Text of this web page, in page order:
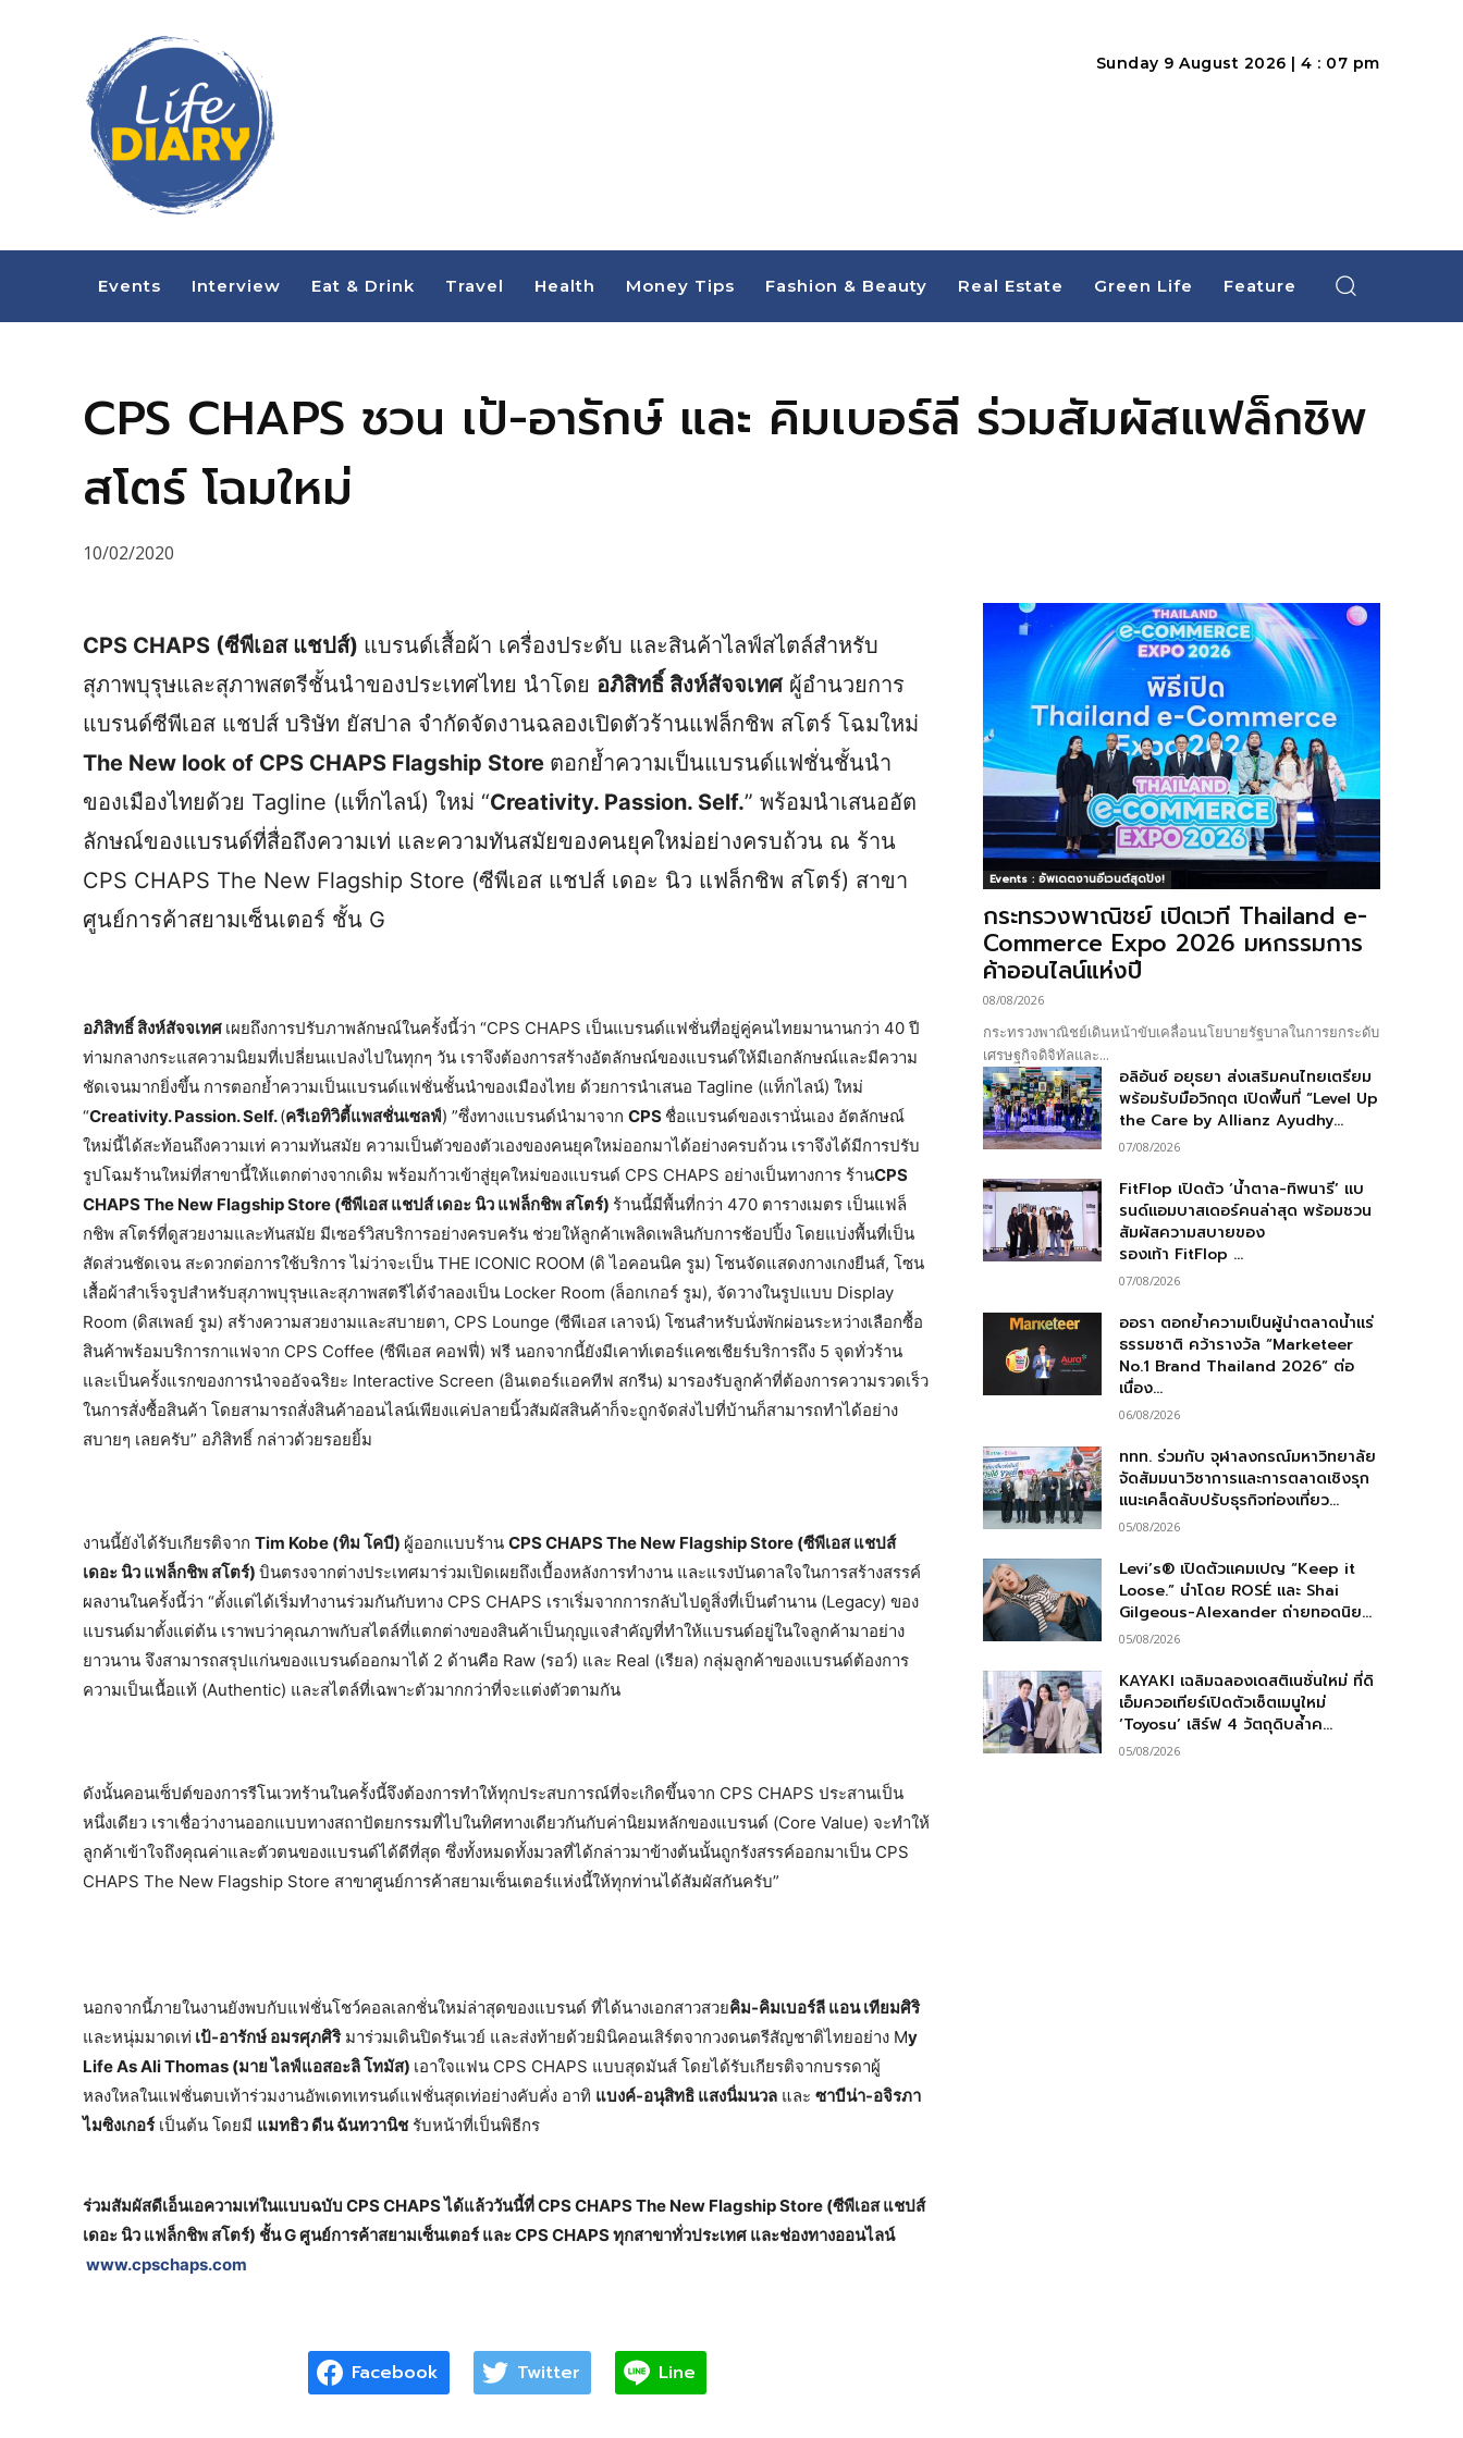
Sunday 9 August 2026 | 4 : 07 pm
Events Interview Eat & Drink Travel Health Money Tips Fashion & Beauty Real Estate Green Life Feature
CPS CHAPS ชวน เป้-อารักษ์ และ คิมเบอร์ลี ร่วมสัมผัสแฟล็กชิพ
สโตร์ โฉมใหม่
10/02/2020
CPS CHAPS (ซีพีเอส แชปส์) แบรนด์เสื้อผ้า เครื่องประดับ และสินค้าไลฟ์สไตล์สำหรับ
สุภาพบุรุษและสุภาพสตรีชั้นนำของประเทศไทย นำโดย อภิสิทธิ์ สิงห์สัจจเทศผู้อำนวยการ
แบรนด์ซีพีเอส แชปส์ บริษัท ยัสปาล จำกัดจัดงานฉลองเปิดตัวร้านแฟล็กชิพ สโตร์ โฉมใหม่
The New look of CPS CHAPS Flagship Store ตอกย้ำความเป็นแบรนด์แฟชั่นชั้นนำ
ของเมืองไทยด้วย Tagline (แท็กไลน์) ใหม่ “Creativity. Passion. Self.” พร้อมนำเสนออัต
ลักษณ์ของแบรนด์ที่สื่อถึงความเท่ และความทันสมัยของคนยุคใหม่อย่างครบถ้วน ณ ร้าน
CPS CHAPS The New Flagship Store (ซีพีเอส แชปส์ เดอะ นิว แฟล็กชิพ สโตร์) สาขา
ศูนย์การค้าสยามเซ็นเตอร์ ชั้น G
อภิสิทธิ์ สิงห์สัจจเทศ เผยถึงการปรับภาพลักษณ์ในครั้งนี้ว่า “CPS CHAPS เป็นแบรนด์แฟชั่นที่อยู่คู่คนไทยมานานกว่า 40 ปี
ท่ามกลางกระแสความนิยมที่เปลี่ยนแปลงไปในทุกๆ วัน เราจึงต้องการสร้างอัตลักษณ์ของแบรนด์ให้มีเอกลักษณ์และมีความ
ชัดเจนมากยิ่งขึ้น การตอกย้ำความเป็นแบรนด์แฟชั่นชั้นนำของเมืองไทย ด้วยการนำเสนอ Tagline (แท็กไลน์) ใหม่
“Creativity. Passion. Self.(ครีเอทิวิตี้แพสชั่นเซลฟ์) ”ซึ่งทางแบรนด์นำมาจาก CPS ชื่อแบรนด์ของเรานั่นเอง อัตลักษณ์
ใหม่นี้ได้สะท้อนถึงความเท่ ความทันสมัย ความเป็นตัวของตัวเองของคนยุคใหม่ออกมาได้อย่างครบถ้วน เราจึงได้มีการปรับ
รูปโฉมร้านใหม่ที่สาขานี้ให้แตกต่างจากเดิม พร้อมก้าวเข้าสู่ยุคใหม่ของแบรนด์ CPS CHAPS อย่างเป็นทางการ ร้านCPS
CHAPS The New Flagship Store (ซีพีเอส แชปส์ เดอะ นิว แฟล็กชิพ สโตร์) ร้านนี้มีพื้นที่กว่า 470 ตารางเมตร เป็นแฟล็
กชิพ สโตร์ที่ดูสวยงามและทันสมัย มีเซอร์วิสบริการอย่างครบครัน ช่วยให้ลูกค้าเพลิดเพลินกับการช้อปปิ้ง โดยแบ่งพื้นที่เป็น
สัดส่วนชัดเจน สะดวกต่อการใช้บริการ ไม่ว่าจะเป็น THE ICONIC ROOM (ดิ ไอคอนนิค รูม) โซนจัดแสดงกางเกงยีนส์, โซน
เสื้อผ้าสำเร็จรูปสำหรับสุภาพบุรุษและสุภาพสตรีได้จำลองเป็น Locker Room (ล็อกเกอร์ รูม), จัดวางในรูปแบบ Display
Room (ดิสเพลย์ รูม) สร้างความสวยงามและสบายตา, CPS Lounge (ซีพีเอส เลาจน์) โซนสำหรับนั่งพักผ่อนระหว่างเลือกซื้อ
สินค้าพร้อมบริการกาแฟจาก CPS Coffee (ซีพีเอส คอฟฟี่) ฟรี นอกจากนี้ยังมีเคาท์เตอร์แคชเชียร์บริการถึง 5 จุดทั่วร้าน
และเป็นครั้งแรกของการนำจออัจฉริยะ Interactive Screen (อินเตอร์แอคทีฟ สกรีน) มารองรับลูกค้าที่ต้องการความรวดเร็ว
ในการสั่งซื้อสินค้า โดยสามารถสั่งสินค้าออนไลน์เพียงแค่ปลายนิ้วสัมผัสสินค้าก็จะถูกจัดส่งไปที่บ้านก็สามารถทำได้อย่าง
สบายๆ เลยครับ” อภิสิทธิ์ กล่าวด้วยรอยยิ้ม
งานนี้ยังได้รับเกียรติจาก Tim Kobe (ทิม โคบี) ผู้ออกแบบร้าน CPS CHAPS The New Flagship Store (ซีพีเอส แชปส์
เดอะ นิว แฟล็กชิพ สโตร์) บินตรงจากต่างประเทศมาร่วมเปิดเผยถึงเบื้องหลังการทำงาน และแรงบันดาลใจในการสร้างสรรค์
ผลงานในครั้งนี้ว่า “ตั้งแต่ได้เริ่มทำงานร่วมกันกับทาง CPS CHAPS เราเริ่มจากการกลับไปดูสิ่งที่เป็นตำนาน (Legacy) ของ
แบรนด์มาตั้งแต่ต้น เราพบว่าคุณภาพกับสไตล์ที่แตกต่างของสินค้าเป็นกุญแจสำคัญที่ทำให้แบรนด์อยู่ในใจลูกค้ามาอย่าง
ยาวนาน จึงสามารถสรุปแก่นของแบรนด์ออกมาได้ 2 ด้านคือ Raw (รอว์) และ Real (เรียล) กลุ่มลูกค้าของแบรนด์ต้องการ
ความเป็นเนื้อแท้ (Authentic) และสไตล์ที่เฉพาะตัวมากกว่าที่จะแต่งตัวตามกัน
ดังนั้นคอนเซ็ปต์ของการรีโนเวทร้านในครั้งนี้จึงต้องการทำให้ทุกประสบการณ์ที่จะเกิดขึ้นจาก CPS CHAPS ประสานเป็น
หนึ่งเดียว เราเชื่อว่างานออกแบบทางสถาปัตยกรรมที่ไปในทิศทางเดียวกันกับค่านิยมหลักของแบรนด์ (Core Value) จะทำให้
ลูกค้าเข้าใจถึงคุณค่าและตัวตนของแบรนด์ได้ดีที่สุด ซึ่งทั้งหมดทั้งมวลที่ได้กล่าวมาข้างต้นนั้นถูกรังสรรค์ออกมาเป็น CPS
CHAPS The New Flagship Store สาขาศูนย์การค้าสยามเซ็นเตอร์แห่งนี้ให้ทุกท่านได้สัมผัสกันครับ”
นอกจากนี้ภายในงานยังพบกับแฟชั่นโชว์คอลเลกชั่นใหม่ล่าสุดของแบรนด์ ที่ได้นางเอกสาวสวยคิม-คิมเบอร์ลี แอน เทียมศิริ
และหนุ่มมาดเท่ เป้-อารักษ์ อมรศุภศิริมาร่วมเดินปิดรันเวย์ และส่งท้ายด้วยมินิคอนเสิร์ตจากวงดนตรีสัญชาติไทยอย่าง My
Life As Ali Thomas (มาย ไลฟ์แอสอะลิ โทมัส) เอาใจแฟน CPS CHAPS แบบสุดมันส์ โดยได้รับเกียรติจากบรรดาผู้
หลงใหลในแฟชั่นตบเท้าร่วมงานอัพเดทเทรนด์แฟชั่นสุดเท่อย่างคับคั่ง อาทิ แบงค์-อนุสิทธิ แสงนิ่มนวล และ ซาบีน่า-อจิรภา
ไมซิงเกอร์เป็นต้น โดยมี แมทธิว ดีน ฉันทวานิชรับหน้าที่เป็นพิธีกร
ร่วมสัมผัสดีเอ็นเอความเท่ในแบบฉบับ CPS CHAPS ได้แล้ววันนี้ที่ CPS CHAPS The New Flagship Store (ซีพีเอส แชปส์
เดอะ นิว แฟล็กชิพ สโตร์) ชั้น G ศูนย์การค้าสยามเซ็นเตอร์ และ CPS CHAPS ทุกสาขาทั่วประเทศ และช่องทางออนไลน์
www.cpschaps.com
Facebook Twitter Line
Events : อัพเดตงานอีเวนต์สุดปัง!
กระทรวงพาณิชย์ เปิดเวที Thailand e-
Commerce Expo 2026 มหกรรมการ
ค้าออนไลน์แห่งปี
08/08/2026
กระทรวงพาณิชย์เดินหน้าขับเคลื่อนนโยบายรัฐบาลในการยกระดับ
เศรษฐกิจดิจิทัลและ...
อลิอันซ์ อยุธยา ส่งเสริมคนไทยเตรียม
พร้อมรับมือวิกฤต เปิดพื้นที่ “Level Up
the Care by Allianz Ayudhy...
07/08/2026
FitFlop เปิดตัว ‘น้ำตาล-ทิพนารี’ แบ
รนด์แอมบาสเดอร์คนล่าสุด พร้อมชวน
สัมผัสความสบายของ
รองเท้า FitFlop ...
07/08/2026
ออรา ตอกย้ำความเป็นผู้นำตลาดน้ำแร่
ธรรมชาติ คว้ารางวัล “Marketeer
No.1 Brand Thailand 2026” ต่อ
เนื่อง...
06/08/2026
ททท. ร่วมกับ จุฬาลงกรณ์มหาวิทยาลัย
จัดสัมมนาวิชาการและการตลาดเชิงรุก
แนะเคล็ดลับปรับธุรกิจท่องเที่ยว...
05/08/2026
Levi’s® เปิดตัวแคมเปญ “Keep it
Loose.” นำโดย ROSÉ และ Shai
Gilgeous-Alexander ถ่ายทอดนิย...
05/08/2026
KAYAKI เฉลิมฉลองเดสติเนชั่นใหม่ ที่ดิ
เอ็มควอเทียร์เปิดตัวเซ็ตเมนูใหม่
‘Toyosu’ เสิร์ฟ 4 วัตถุดิบล้ำค...
05/08/2026